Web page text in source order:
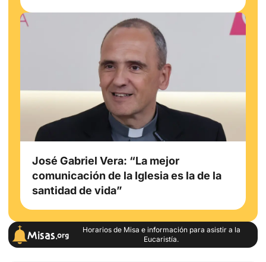
José Gabriel Vera: “La mejor
comunicación de la Iglesia es la de la
santidad de vida”
Horarios de Misa e información para asistir a la
Eucaristía.